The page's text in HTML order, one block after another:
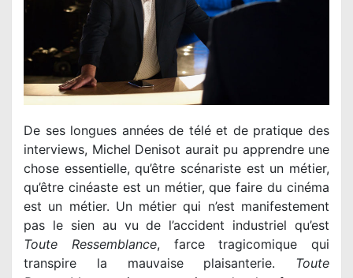
De ses longues années de télé et de pratique des
interviews, Michel Denisot aurait pu apprendre une
chose essentielle, qu’être scénariste est un métier,
qu’être cinéaste est un métier, que faire du cinéma
est un métier. Un métier qui n’est manifestement
pas le sien au vu de l’accident industriel qu’est
Toute Ressemblance, farce tragicomique qui
transpire la mauvaise plaisanterie. Toute